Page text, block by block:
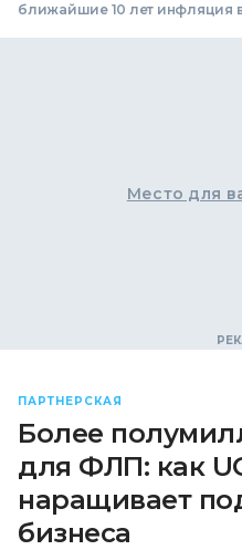
ближайшие 10 лет инфляция
Место для
ПАРТНЕРСКАЯ
Более
для ФЛП: как
наращивает
бизнеса